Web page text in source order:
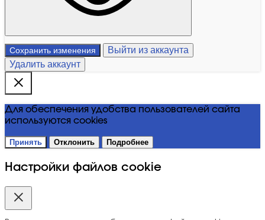
Сохранить изменения
Выйти из аккаунта
Удалить аккаунт
Для обеспечения удобства пользователей сайта
используются cookies
Принять Отклонить Подробнее
Настройки файлов cookie